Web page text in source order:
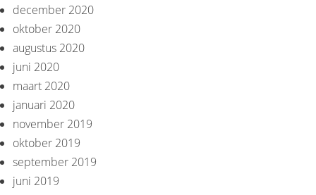
december 2020
oktober 2020
augustus 2020
juni 2020
maart 2020
januari 2020
november 2019
oktober 2019
september 2019
juni 2019